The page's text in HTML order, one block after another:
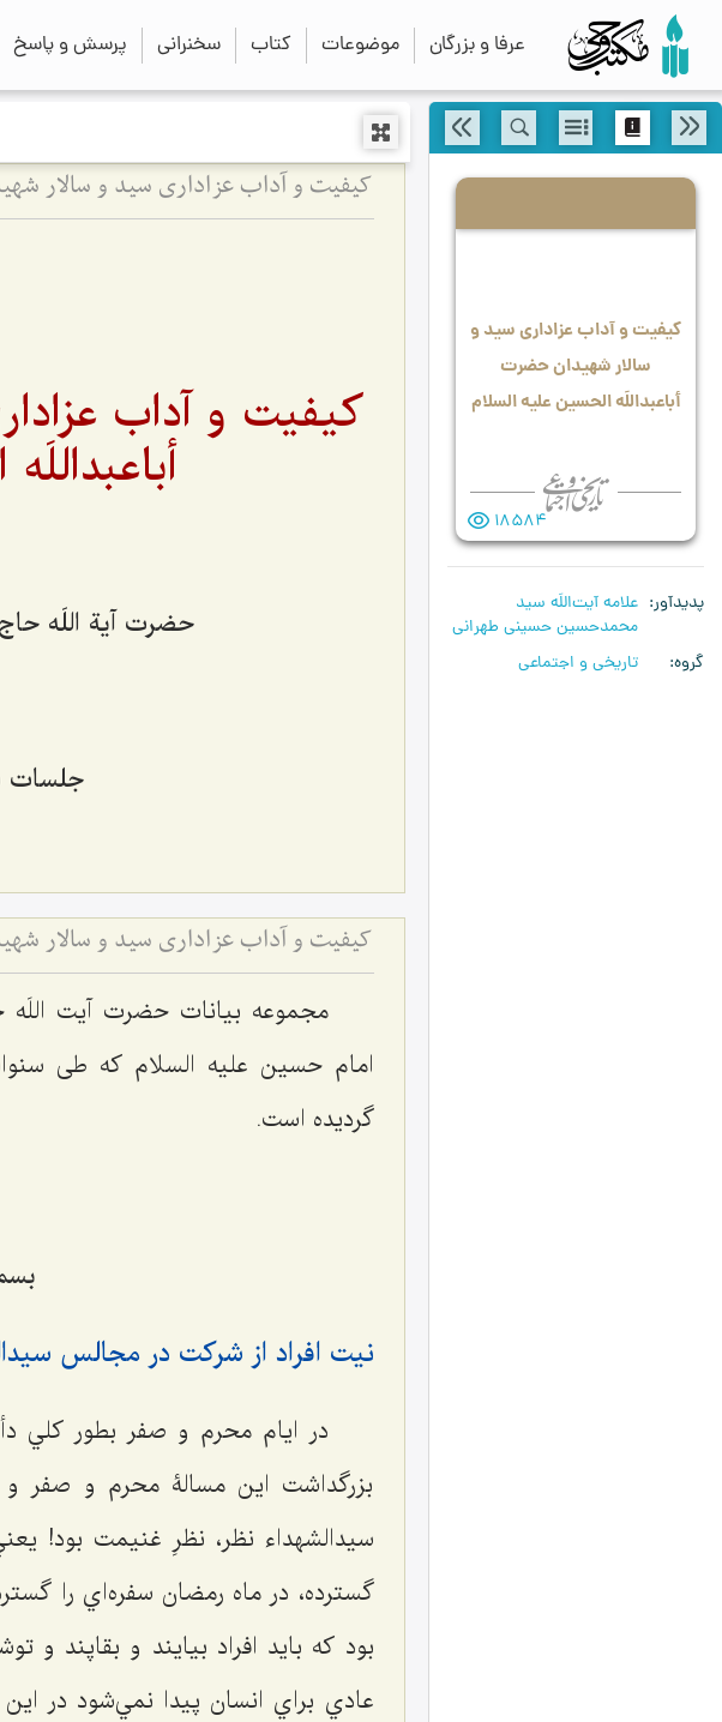
عرفا و بزرگان موضوعات کتاب سخنرانی پرسش و پاسخ
کیفیت و آداب عزاداری سید و
سالار شهیدان حضرت
أباعبداللَه الحسین علیه السلام
18584
پدیدآور
علامه آیت‌اللَه سید
محمدحسین حسینی طهرانی
گروه
تاریخی و اجتماعی
کیفیت و آداب عزاداری سید و سالار
کیفیت و آداب
حضرت آیة اللَه
جلسات
کیفیت و آداب عزاداری سید و سالار
مجموعه بیانات حضرت آیت
امام حسین علیه السلام که طی
گردیده است.
نيت افراد از شركت در مجالس
در ايام محرم و صفر بطور كلي
بزرگداشت اين مسالۀ محرم و صفر و
سيدالشهداء نظر، ‌نظرِ غنيمت بود!
گسترده، در ماه رمضان سفره‌اي را
بود كه بايد افراد بيايند و بقاپند
عادي براي انسان پيدا نمي‌شود در